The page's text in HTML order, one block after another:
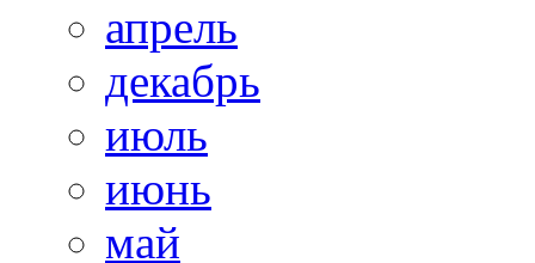
апрель
декабрь
июль
июнь
май